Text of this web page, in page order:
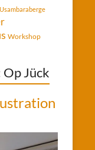
Usambaraberge
Workshop
Jück